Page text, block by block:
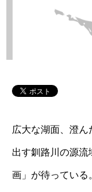
広大な湖面、澄
出す釧路川の源
画」が待っている